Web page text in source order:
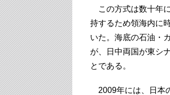
この方式は数十年
持するため領海内に
いた。海底の石油・
が、日中両国が東シ
とである。
2009年には、日本